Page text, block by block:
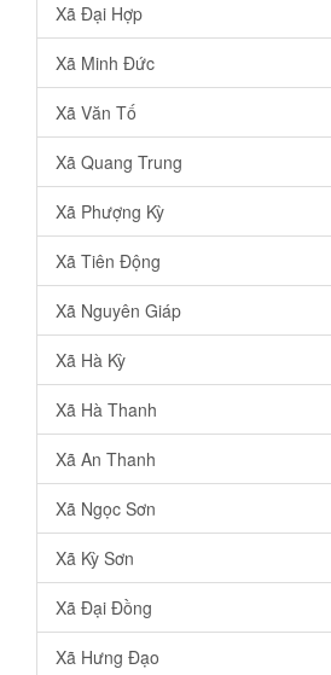
Xã Đại Hợp
Xã Minh Đức
Xã Văn Tố
Xã Quang Trung
Xã Phượng Kỳ
Xã Tiên Động
Xã Nguyên Giáp
Xã Hà Kỳ
Xã Hà Thanh
Xã An Thanh
Xã Ngọc Sơn
Xã Kỳ Sơn
Xã Đại Đồng
Xã Hưng Đạo